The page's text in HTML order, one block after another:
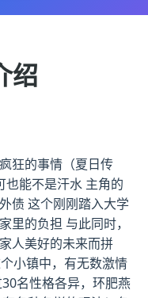
绍
狂的事情（夏日传
能不是汗水 主角的
债 这个刚刚踏入大学
里的负担 与此同时，
人美好的未来而拼
小镇中，有无数激情
名性格各异，环肥燕